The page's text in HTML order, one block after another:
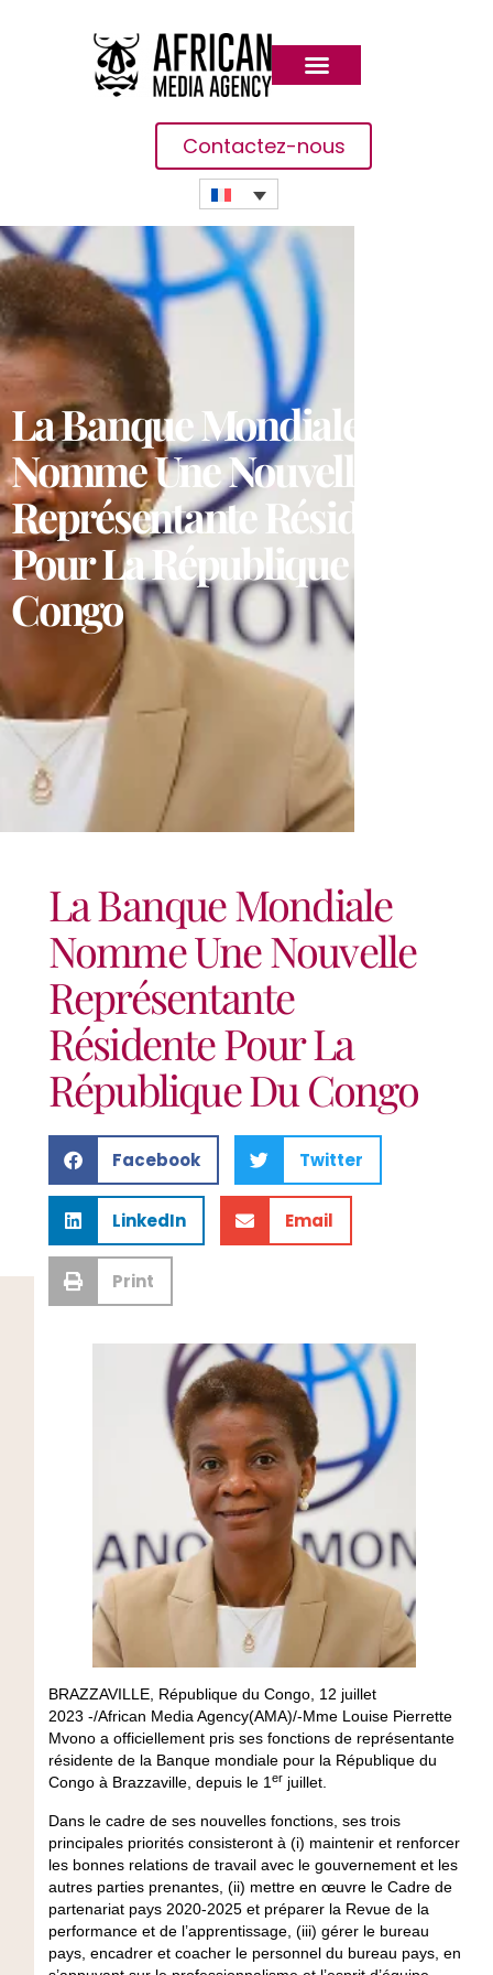
Contactez-nous
La Banque Mondiale
Nomme Une Nouvelle
Représentante Résidente
Pour La République Du
Congo
La Banque Mondiale
Nomme Une Nouvelle
Représentante
Résidente Pour La
République Du Congo
Facebook Twitter
LinkedIn Email
Print
BRAZZAVILLE, République du Congo, 12 juillet
2023 -/African Media Agency(AMA)/-Mme Louise Pierrette
Mvono a officiellement pris ses fonctions de représentante
résidente de la Banque mondiale pour la République du
Congo à Brazzaville, depuis le 1 erjuillet.
Dans le cadre de ses nouvelles fonctions, ses trois
principales priorités consisteront à (i) maintenir et renforcer
les bonnes relations de travail avec le gouvernement et les
autres parties prenantes, (ii) mettre en œuvre le Cadre de
partenariat pays 2020-2025 et préparer la Revue de la
performance et de l’apprentissage, (iii) gérer le bureau
pays, encadrer et coacher le personnel du bureau pays, en